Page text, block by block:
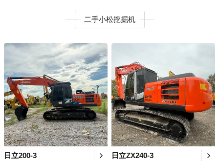
二手小松挖掘机
日立200-3 日立ZX240-3